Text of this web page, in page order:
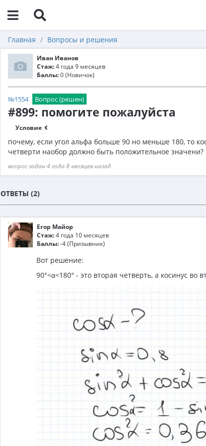
Главная Вопросы и решения
Иван Иванов
Стаж:4 года 9 месяцев
Баллы:0 (Новичок)
№1554 Вопрос (решен)
#899: помогите пожалуйста
Условие
почему, если угол альфа больше 90 но меньше 180, то
четверти наобор должно быть положительное значени?
вопрос задан 4 года 8 месяцев назад
ОТВЕТЫ (2)
Егор Майор
Стаж:4 года 10 месяцев
Баллы:-4 (Призывник)
Вот решение:
90°<α<180° - это вторая четверть, а косинус во